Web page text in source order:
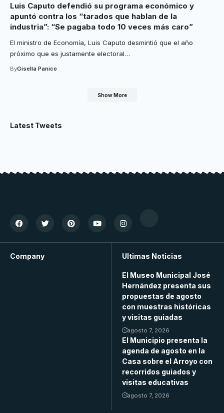
Luis Caputo defendió su programa económico y
apuntó contra los “tarados que hablan de la
industria”: “Se pagaba todo 10 veces más caro”
El ministro de Economía, Luis Caputo desmintió que el año
próximo que es justamente electoral…
ByGisella Panico
Show More
Latest Tweets
Company Ultimas Noticias
El Museo Municipal José
Hernández presenta sus
propuestas de agosto
con muestras históricas
y visitas guiadas
agosto 7, 2026
El Municipio presenta la
agenda de agosto en la
Casa sobre el Arroyo con
recorridos guiados y
visitas educativas
agosto 7, 2026